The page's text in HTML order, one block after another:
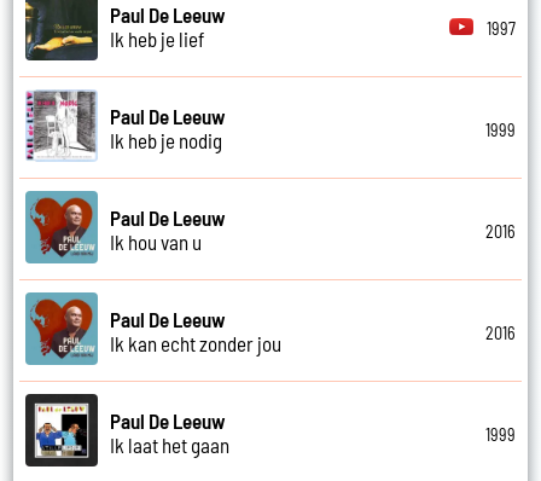
Paul De Leeuw
Ik heb je lief
1997
Paul De Leeuw
Ik heb je nodig
1999
Paul De Leeuw
Ik hou van u
2016
Paul De Leeuw
Ik kan echt zonder jou
2016
Paul De Leeuw
Ik laat het gaan
1999